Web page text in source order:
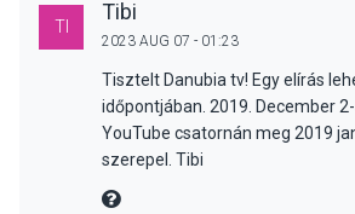
TI
Tibi
2023 AUG 07 - 01:23
Tisztelt Danubia tv! Egy elírás
időpontjában. 2019. December
YouTube csatornán meg 2019
szerepel. Tibi
MIRE MONDTA